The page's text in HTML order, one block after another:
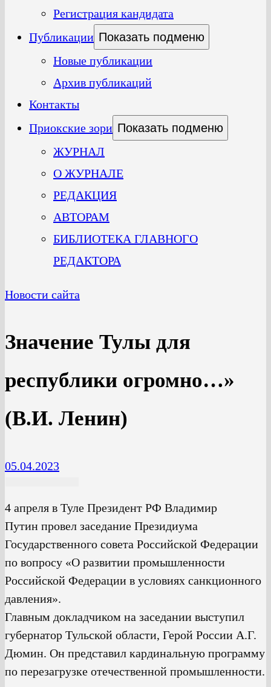
Регистрация кандидата
Публикации Показать подменю
Новые публикации
Архив публикаций
Контакты
Приокские зори Показать подменю
ЖУРНАЛ
О ЖУРНАЛЕ
РЕДАКЦИЯ
АВТОРАМ
БИБЛИОТЕКА ГЛАВНОГО
РЕДАКТОРА
Новости сайта
Значение Тулы для
республики огромно…»
(В.И. Ленин)
05.04.2023
4 апреля в Туле Президент РФ Владимир
Путин провел заседание Президиума
Государственного совета Российской Федерации
по вопросу «О развитии промышленности
Российской Федерации в условиях санкционного
давления».
Главным докладчиком на заседании выступил
губернатор Тульской области, Герой России А.Г.
Дюмин. Он представил кардинальную программу
по перезагрузке отечественной промышленности.